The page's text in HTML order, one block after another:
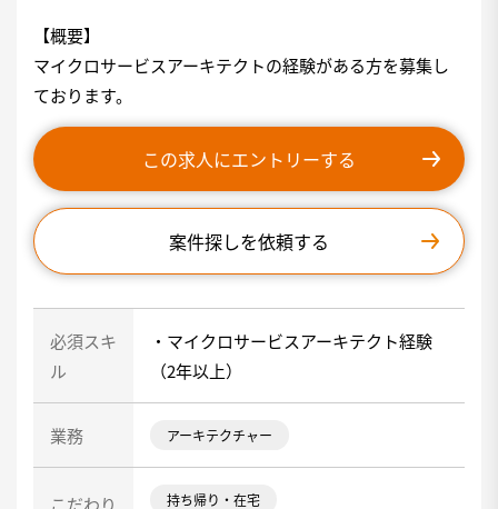
【概要】
マイクロサービスアーキテクトの経験がある方を募集し
ております。
この求人にエントリーする
案件探しを依頼する
必須スキ
ル
・マイクロサービスアーキテクト経験
（2年以上）
業務 アーキテクチャー
こだわり
持ち帰り・在宅